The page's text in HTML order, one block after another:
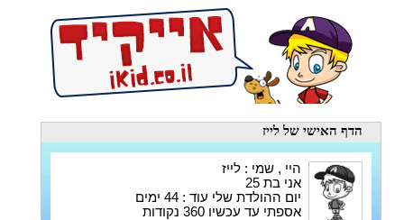
הדף האישי של לייז
היי , שמי : לייז
אני בת 25
יום ההולדת שלי עוד : 44 ימים
אספתי עד עכשיו 360 נקודות